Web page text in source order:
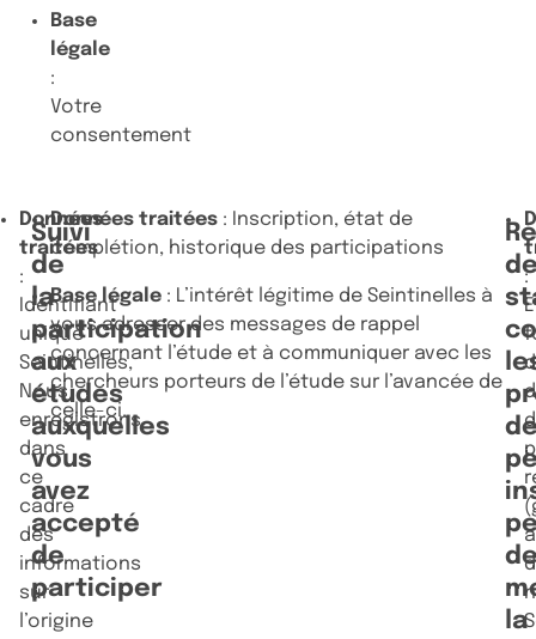
Base
légale
:
Votre
consentement
Données
traitées
:
Identifiant
unique
Seintinelles,
Nous
enregistrons
dans
ce
cadre
des
informations
sur
l’origine
Suivi
de
la
participation
aux
études
auxquelles
vous
avez
accepté
de
participer
Données traitées: Inscription, état de
complétion, historique des participations
Base légale: L’intérêt légitime de Seintinelles à
vous adresser des messages de rappel
concernant l’étude et à communiquer avec les
chercheurs porteurs de l’étude sur l’avancée de
celle-ci.
la
: